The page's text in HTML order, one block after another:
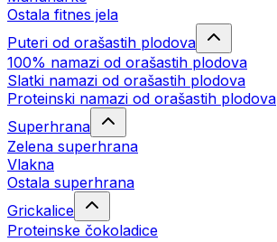
Ostala fitnes jela
Puteri od orašastih plodova
100% namazi od orašastih plodova
Slatki namazi od orašastih plodova
Proteinski namazi od orašastih plodova
Superhrana
Zelena superhrana
Vlakna
Ostala superhrana
Grickalice
Proteinske čokoladice